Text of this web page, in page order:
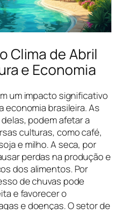
Clima de Abril
e Economia
um impacto significativo
economia brasileira. As
podem afetar a
culturas, como café,
e milho. A seca, por
perdas na produção e
dos alimentos. Por
de chuvas pode
e favorecer o
e doenças. O setor de